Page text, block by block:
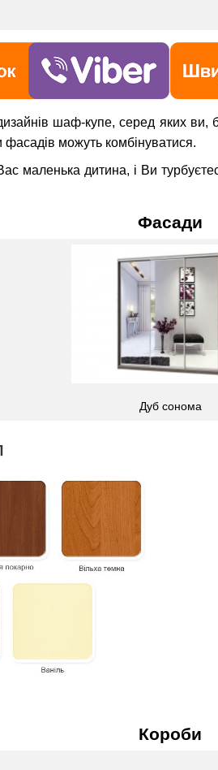
шаф-купе, серед яких
можуть комбінуватися.
маленька дитина, і Ви
Фасади
Дуб сонома
Короби